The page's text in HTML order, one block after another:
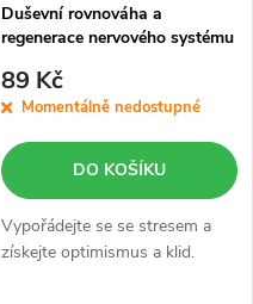
Duševní rovnováha a
regenerace nervového systému
89 Kč
Momentálně nedostupné
DO KOŠÍKU
Vypořádejte se se stresem a
získejte optimismus a klid.